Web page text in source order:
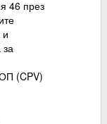
46 през
и
за
(CPV)